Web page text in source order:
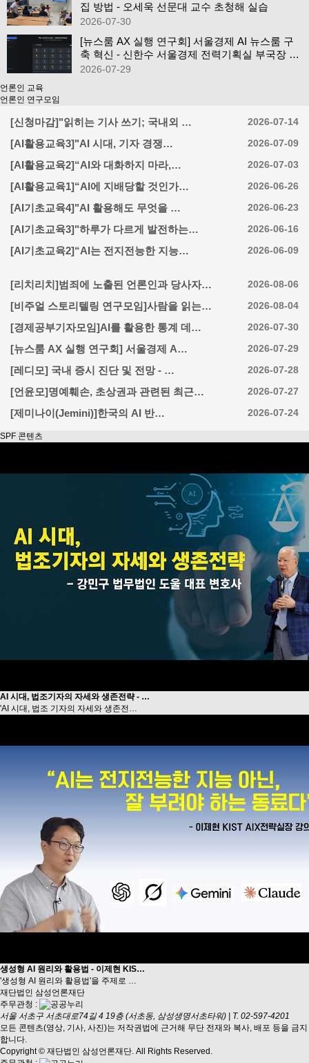
집 방법 - 오세욱 선문대 교수 초청해 실습
2026-07-30
[뉴스룸 AX 실행 연구회] 서울경제 AI 뉴스룸 구
축 혁신 - 신한수 서울경제 전력기획실 부국장 초
청
2026-07-29
언론인 교육
언론인 연구모임
[신청마감]"읽히는 기사 쓰기; 국내외 … 2026-07-14
[AI활용교육3]"AI 시대, 기자 경쟁… 2026-07-09
[AI활용교육2]“AI와 대화하지 마라,… 2026-07-03
[AI활용교육1]“AI에 지배당할 것인가… 2026-06-26
[AI기초교육4]"AI 활용해도 무엇을 … 2026-06-23
[AI기초교육3]"하루가 다르게 발전하는… 2026-06-16
[AI기초교육2]“AI는 전지전능한 지능… 2026-06-09
[리치리치]범죄에 노출된 언론인과 당사자… 2026-08-06
[비주얼 스토리텔링 연구모임]사람을 읽는… 2026-08-04
[경제공부기자모임]AI를 활용한 통계 데… 2026-07-30
[뉴스룸 AX 실행 연구회] 서울경제 A… 2026-07-29
[레디모] 국내 증시 진단 및 전망 - … 2026-07-28
[언윤모]명예훼손, 초상권과 관련된 최근… 2026-07-27
[제미나이(Jemini)]한국의 AI 반… 2026-07-24
SPF 콘텐츠
AI 시대, 법조기자의 자세와 생존전략 - …
'AI 시대, 법조 기자의 자세와 생존전…
생성형 AI 원리와 활용법 - 이제현 KIS…
'생성형 AI 원리와 활용법'을 주제로 …
재단법인 삼성언론재단
주무관청 :
서울 서초구 서초대로74길 4 19층 (서초동, 삼성생명서초타워)
T. 02-597-4201
모든 콘텐츠(영상, 기사, 사진)는 저작권법에 근거해 무단 전재와 복사, 배포 등을 금지
합니다.
Copyright © 재단법인 삼성언론재단. All Rights Reserved.